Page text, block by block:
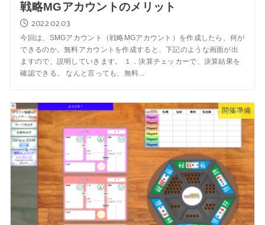
戦略MGアカウントのメリット
2022.02.03
今回は、SMGアカウント（戦略MGアカウント）を作成したら、何が
できるのか。無料アカウントを作成すると、下記のような画面が出
ますので、説明していきます。 １．決算チェッカーで、決算結果を
確認できる。 なんと言っても、無料...
開催準備